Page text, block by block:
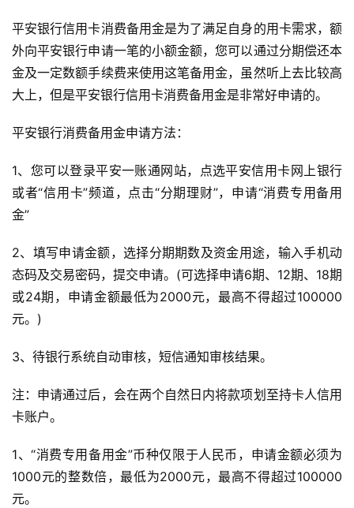
平安银行信用卡消费备用金是为了满足自身的用卡需求，额
外向平安银行申请一笔的小额金额，您可以通过分期偿还本
金及一定数额手续费来使用这笔备用金，虽然听上去比较高
大上，但是平安银行信用卡消费备用金是非常好申请的。
平安银行消费备用金申请方法：
1、您可以登录平安一账通网站，点选平安信用卡网上银行
或者“信用卡”频道，点击“分期理财”，申请“消费专用备用
金”
2、填写申请金额，选择分期期数及资金用途，输入手机动
态码及交易密码，提交申请。(可选择申请6期、12期、18期
或24期，申请金额最低为2000元，最高不得超过100000
元。)
3、待银行系统自动审核，短信通知审核结果。
注：申请通过后，会在两个自然日内将款项划至持卡人信用
卡账户。
1、“消费专用备用金”币种仅限于人民币，申请金额必须为
1000元的整数倍，最低为2000元，最高不得超过100000
元。